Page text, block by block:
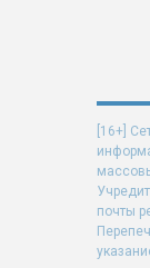
[16+]
почты